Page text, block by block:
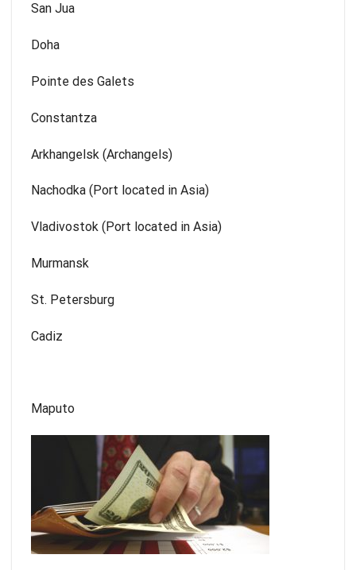
San Jua
Doha
Pointe des Galets
Constantza
Arkhangelsk (Archangels)
Nachodka (Port located in Asia)
Vladivostok (Port located in Asia)
Murmansk
St. Petersburg
Cadiz
Maputo